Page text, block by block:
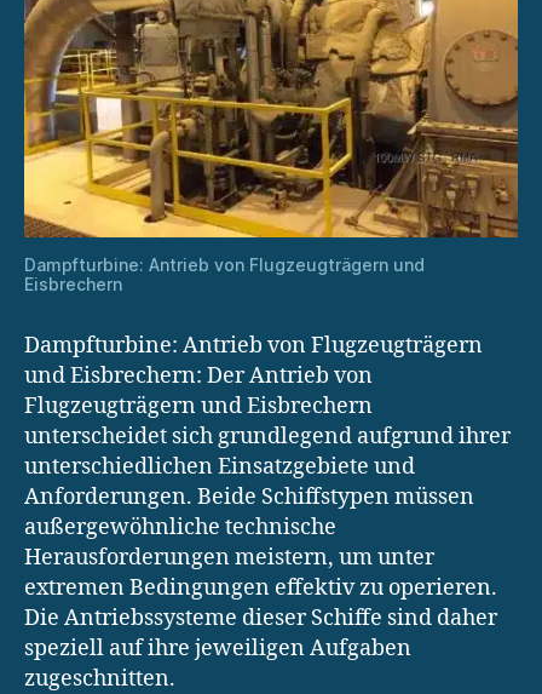
Dampfturbine: Antrieb von Flugzeugträgern und
Eisbrechern
Dampfturbine: Antrieb von Flugzeugträgern
und Eisbrechern: Der Antrieb von
Flugzeugträgern und Eisbrechern
unterscheidet sich grundlegend aufgrund ihrer
unterschiedlichen Einsatzgebiete und
Anforderungen. Beide Schiffstypen müssen
außergewöhnliche technische
Herausforderungen meistern, um unter
extremen Bedingungen effektiv zu operieren.
Die Antriebssysteme dieser Schiffe sind daher
speziell auf ihre jeweiligen Aufgaben
zugeschnitten.